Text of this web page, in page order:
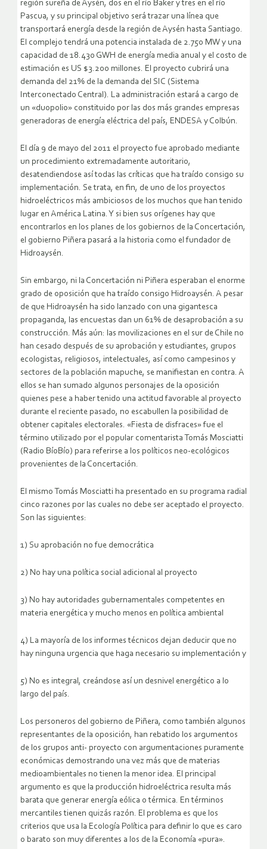
región sureña de Aysén, dos en el río Baker y tres en el río
Pascua, y su principal objetivo será trazar una línea que
transportará energía desde la región de Aysén hasta Santiago.
El complejo tendrá una potencia instalada de 2.750 MW y una
capacidad de 18.430 GWH de energía media anual y el costo de
estimación es US $3.200 millones. El proyecto cubrirá una
demanda del 21% de la demanda del SIC (Sistema
Interconectado Central). La administración estará a cargo de
un «duopolio» constituido por las dos más grandes empresas
generadoras de energía eléctrica del país, ENDESA y Colbún.
El día 9 de mayo del 2011 el proyecto fue aprobado mediante
un procedimiento extremadamente autoritario,
desatendiendose así todas las críticas que ha traído consigo su
implementación. Se trata, en fin, de uno de los proyectos
hidroeléctricos más ambiciosos de los muchos que han tenido
lugar en América Latina. Y si bien sus orígenes hay que
encontrarlos en los planes de los gobiernos de la Concertación,
el gobierno Piñera pasará a la historia como el fundador de
Hidroaysén.
Sin embargo, ni la Concertación ni Piñera esperaban el enorme
grado de oposición que ha traído consigo Hidroaysén. A pesar
de que Hidroaysén ha sido lanzado con una gigantesca
propaganda, las encuestas dan un 61% de desaprobación a su
construcción. Más aún: las movilizaciones en el sur de Chile no
han cesado después de su aprobación y estudiantes, grupos
ecologistas, religiosos, intelectuales, así como campesinos y
sectores de la población mapuche, se manifiestan en contra. A
ellos se han sumado algunos personajes de la oposición
quienes pese a haber tenido una actitud favorable al proyecto
durante el reciente pasado, no escabullen la posibilidad de
obtener capitales electorales. «Fiesta de disfraces» fue el
término utilizado por el popular comentarista Tomás Mosciatti
(Radio BíoBío) para referirse a los políticos neo-ecológicos
provenientes de la Concertación.
El mismo Tomás Mosciatti ha presentado en su programa radial
cinco razones por las cuales no debe ser aceptado el proyecto.
Son las siguientes:
1) Su aprobación no fue democrática
2) No hay una política social adicional al proyecto
3) No hay autoridades gubernamentales competentes en
materia energética y mucho menos en política ambiental
4) La mayoría de los informes técnicos dejan deducir que no
hay ninguna urgencia que haga necesario su implementación y
5) No es integral, creándose así un desnivel energético a lo
largo del país.
Los personeros del gobierno de Piñera, como también algunos
representantes de la oposición, han rebatido los argumentos
de los grupos anti- proyecto con argumentaciones puramente
económicas demostrando una vez más que de materias
medioambientales no tienen la menor idea. El principal
argumento es que la producción hidroeléctrica resulta más
barata que generar energía eólica o térmica. En términos
mercantiles tienen quizás razón. El problema es que los
criterios que usa la Ecología Política para definir lo que es caro
o barato son muy diferentes a los de la Economía «pura».